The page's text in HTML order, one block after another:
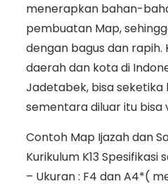
menerapkan bahan-
pembuatan Map,
dengan bagus dan rapih.
daerah dan kota di
Jadetabek, bisa seketika
sementara diluar itu bisa
Contoh Map Ijazah dan
Kurikulum K13 Spesifikasi
– Ukuran : F4 dan A4*(